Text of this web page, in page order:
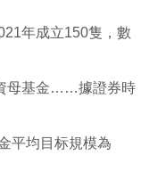
年成立150隻，數
母基金……據證券時
平均目标規模為